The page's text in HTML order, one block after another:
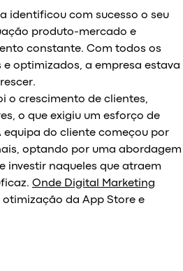
identificou com sucesso o seu
produto-mercado e
constante. Com todos os
e optimizados, a empresa estava
o crescimento de clientes,
o que exigiu um esforço de
do cliente começou por
optando por uma abordagem
investir naqueles que atraem
Onde Digital Marketing
otimização da App Store e